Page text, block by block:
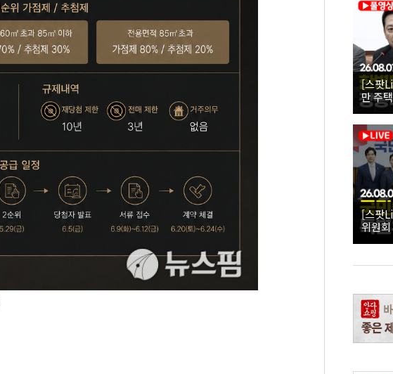
[스팟
만 주
[스팟
위원